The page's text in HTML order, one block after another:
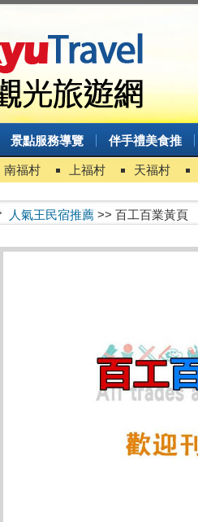
景點服務導覽 伴手禮美食推
南福村 上福村 天福村
人氣王民宿推薦>> 百工百業黃頁